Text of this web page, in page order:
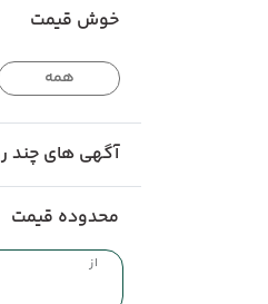
خوش قیمت
همه
آگهی های چند
محدوده قیمت
از